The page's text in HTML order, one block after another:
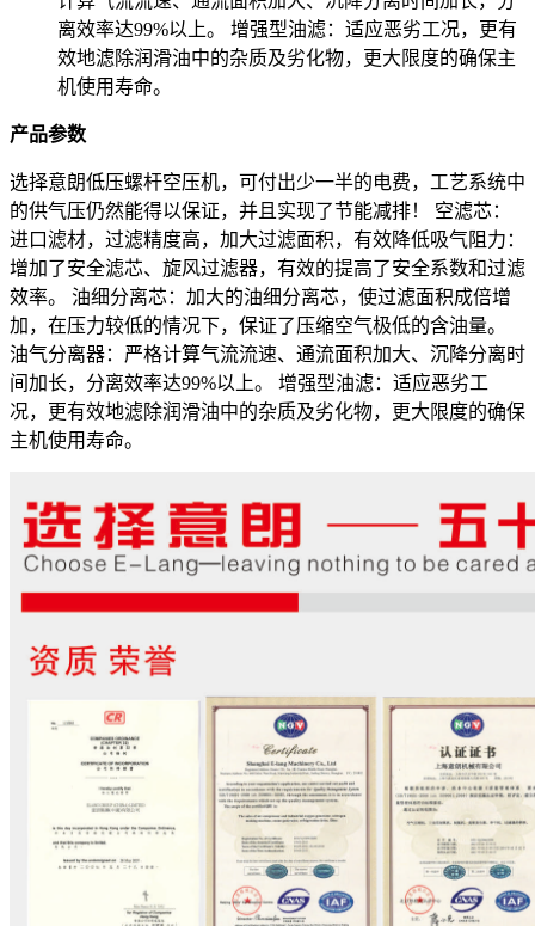
离效率达99%以上。 增强型油滤：适应恶劣工况，更有
效地滤除润滑油中的杂质及劣化物，更大限度的确保主
机使用寿命。
产品参数
选择意朗低压螺杆空压机，可付出少一半的电费，工艺系统中
的供气压仍然能得以保证，并且实现了节能减排！ 空滤芯：
进口滤材，过滤精度高，加大过滤面积，有效降低吸气阻力：
增加了安全滤芯、旋风过滤器，有效的提高了安全系数和过滤
效率。 油细分离芯：加大的油细分离芯，使过滤面积成倍增
加，在压力较低的情况下，保证了压缩空气极低的含油量。
油气分离器：严格计算气流流速、通流面积加大、沉降分离时
间加长，分离效率达99%以上。 增强型油滤：适应恶劣工
况，更有效地滤除润滑油中的杂质及劣化物，更大限度的确保
主机使用寿命。